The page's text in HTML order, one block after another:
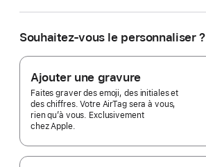
voulez-
Pack
de
Selected)
Souhaitez-vous le personnaliser ?
Ajouter une gravure
Faites graver des emoji, des initiales et
des chiffres. Votre AirTag sera à vous,
rien qu’à vous. Exclusivement
chez Apple.